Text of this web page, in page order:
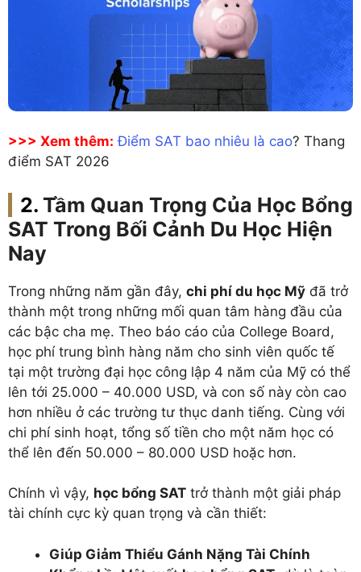
>>> Xem thêm: Điểm SAT bao nhiêu là cao? Thang
điểm SAT 2026
Tầm Quan Trọng Của Học Bổng
SAT Trong Bối Cảnh Du Học Hiện
Nay
Trong những năm gần đây, chi phí du học Mỹ đã trở
thành một trong những mối quan tâm hàng đầu của
các bậc cha mẹ. Theo báo cáo của College Board,
học phí trung bình hàng năm cho sinh viên quốc tế
tại một trường đại học công lập 4 năm của Mỹ có thể
lên tới 25.000 – 40.000 USD, và con số này còn cao
hơn nhiều ở các trường tư thục danh tiếng. Cùng với
chi phí sinh hoạt, tổng số tiền cho một năm học có
thể lên đến 50.000 – 80.000 USD hoặc hơn.
Chính vì vậy, học bổng SAT trở thành một giải pháp
tài chính cực kỳ quan trọng và cần thiết:
Giúp Giảm Thiểu Gánh Nặng Tài Chính